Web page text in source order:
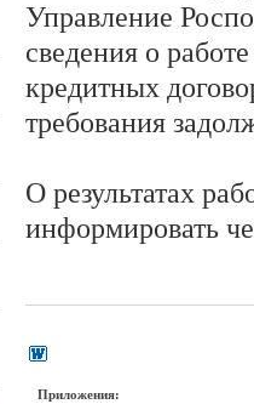
Управление
сведения о
кредитных
требования
О результатах
информировать
Приложения: